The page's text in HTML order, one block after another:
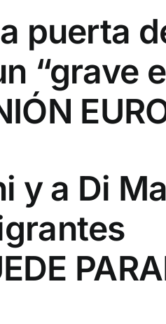
puerta
“grave
y a Di